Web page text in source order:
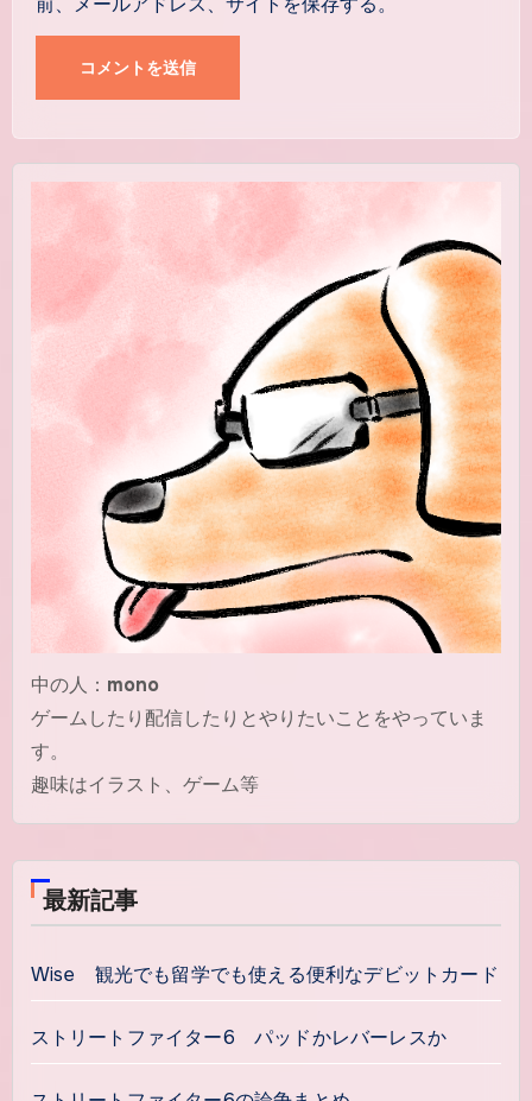
中の人： mono
ゲームしたり配信したりとやりたいことをやっていま
す。
趣味はイラスト、ゲーム等
最新記事
Wise 観光でも留学でも使える便利なデビットカード
ストリートファイター6 パッドかレバーレスか